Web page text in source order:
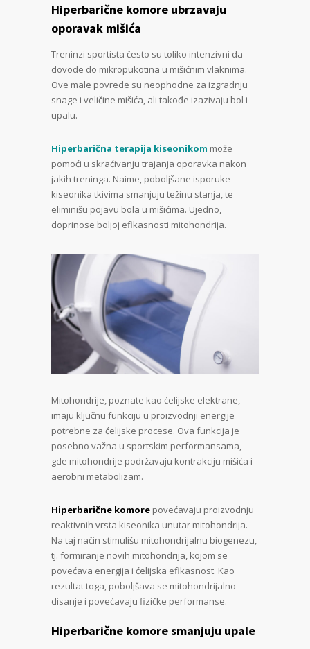
Hiperbarične komore ubrzavaju
oporavak mišića
Treninzi sportista često su toliko intenzivni da
dovode do mikropukotina u mišićnim vlaknima.
Ove male povrede su neophodne za izgradnju
snage i veličine mišića, ali takođe izazivaju bol i
upalu.
Hiperbarična terapija kiseonikom može
pomoći u skraćivanju trajanja oporavka nakon
jakih treninga. Naime, poboljšane isporuke
kiseonika tkivima smanjuju težinu stanja, te
eliminišu pojavu bola u mišićima. Ujedno,
doprinose boljoj efikasnosti mitohondrija.
Mitohondrije, poznate kao ćelijske elektrane,
imaju ključnu funkciju u proizvodnji energije
potrebne za ćelijske procese. Ova funkcija je
posebno važna u sportskim performansama,
gde mitohondrije podržavaju kontrakciju mišića i
aerobni metabolizam.
Hiperbarične komore povećavaju proizvodnju
reaktivnih vrsta kiseonika unutar mitohondrija.
Na taj način stimulišu mitohondrijalnu biogenezu,
tj. formiranje novih mitohondrija, kojom se
povećava energija i ćelijska efikasnost. Kao
rezultat toga, poboljšava se mitohondrijalno
disanje i povećavaju fizičke performanse.
Hiperbarične komore smanjuju upale